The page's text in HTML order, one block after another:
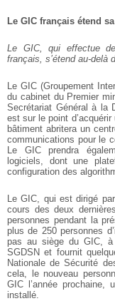
Le GIC français étend
Le GIC, qui effectue
français, s’étend au-delà
Le GIC (Groupement
du cabinet du Premier
Secrétariat Général à la
est sur le point
bâtiment abritera un
communications pour le
Le GIC prendra
logiciels, dont une
configuration des
Le GIC, qui est dirigé
cours des deux
personnes pendant la
plus de 250 personnes
pas au siège du GIC, à
SGDSN et fournit
Nationale de Sécurité
cela, le nouveau
GIC l’année prochaine,
installé.